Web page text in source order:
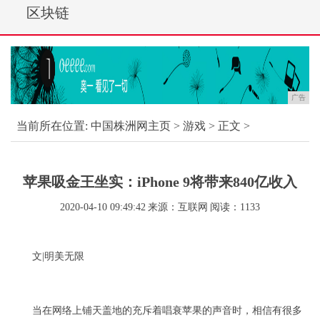
区块链
广告
当前所在位置: 中国株洲网主页 > 游戏 > 正文 >
苹果吸金王坐实：iPhone 9将带来840亿收入
2020-04-10 09:49:42 来源：互联网 阅读：1133
文|明美无限
当在网络上铺天盖地的充斥着唱衰苹果的声音时，相信有很多